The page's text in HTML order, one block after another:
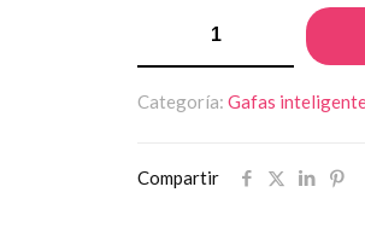
Categoría: Gafas
Compartir